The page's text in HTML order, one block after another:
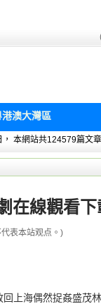
港澳大灣區
本網站共124579篇文
在線觀看
表本站观点。)
上海偶然捉姦盛茂